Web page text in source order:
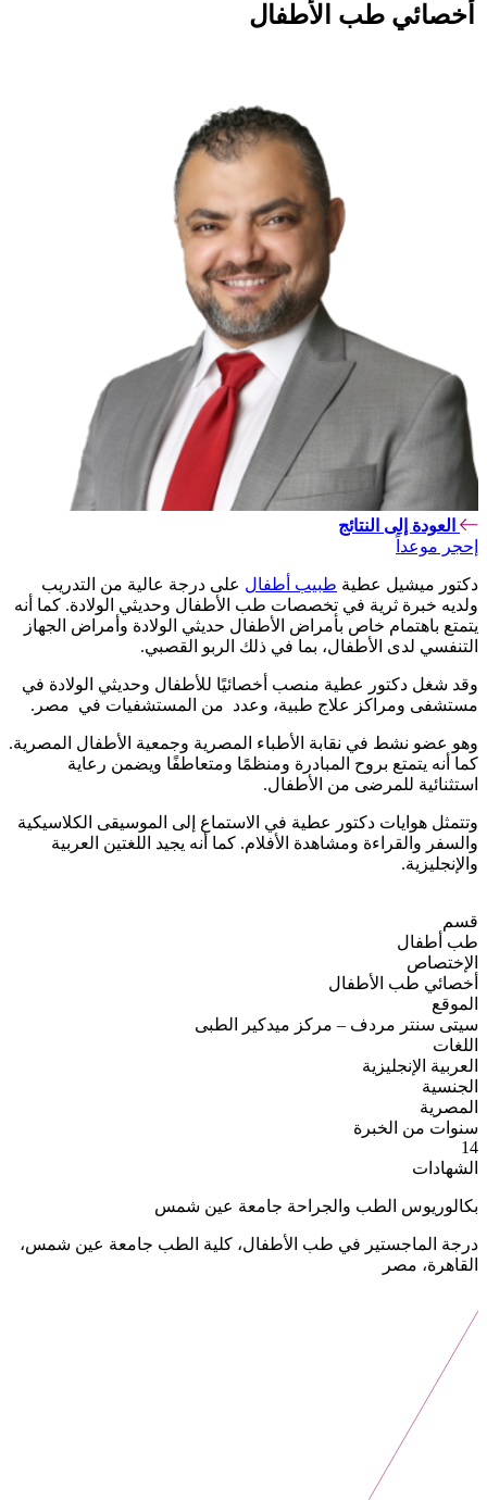
أخصائي طب الأطفال
العودة إلى النتائج
إحجر موعداً
دكتور ميشيل عطية طبيب أطفال على درجة عالية من التدريب
ولديه خبرة ثرية في تخصصات طب الأطفال وحديثي الولادة. كما أنه
يتمتع باهتمام خاص بأمراض الأطفال حديثي الولادة وأمراض الجهاز
التنفسي لدى الأطفال، بما في ذلك الربو القصبي.
وقد شغل دكتور عطية منصب أخصائيًا للأطفال وحديثي الولادة في
مستشفى ومراكز علاج طبية، وعدد من المستشفيات في مصر.
وهو عضو نشط في نقابة الأطباء المصرية وجمعية الأطفال المصرية.
كما أنه يتمتع بروح المبادرة ومنظمًا ومتعاطفًا ويضمن رعاية
استثنائية للمرضى من الأطفال.
وتتمثل هوايات دكتور عطية في الاستماع إلى الموسيقى الكلاسيكية
والسفر والقراءة ومشاهدة الأفلام. كما أنه يجيد اللغتين العربية
والإنجليزية.
قسم
طب أطفال
الإختصاص
أخصائي طب الأطفال
الموقع
سيتى سنتر مردف – مركز ميدكير الطبى
اللغات
العربية الإنجليزية
الجنسية
المصرية
سنوات من الخبرة
14
الشهادات
بكالوريوس الطب والجراحة جامعة عين شمس
درجة الماجستير في طب الأطفال، كلية الطب جامعة عين شمس،
القاهرة، مصر